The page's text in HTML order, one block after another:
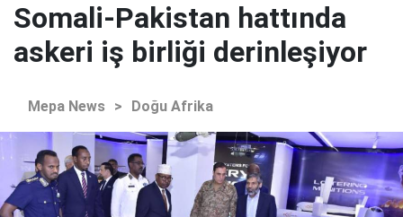
Somali-Pakistan hattında
askeri iş birliği derinleşiyor
Mepa News > Doğu Afrika